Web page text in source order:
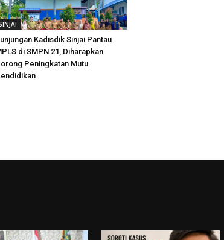
Kadisdik Sinjai Pantau
di SMPN 21, Diharapkan
Peningkatan Mutu